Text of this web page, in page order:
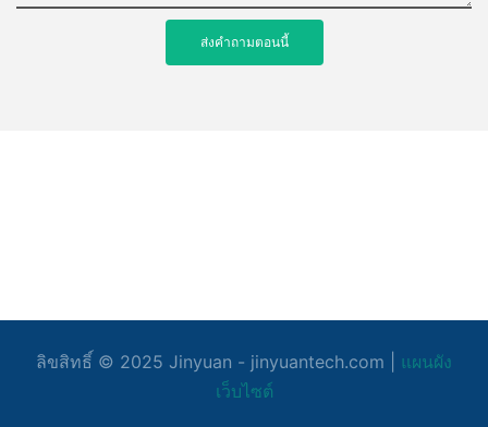
ส่งคำถามตอนนี้
ลิขสิทธิ์ © 2025 Jinyuan - jinyuantech.com | แผนผัง
เว็บไซต์